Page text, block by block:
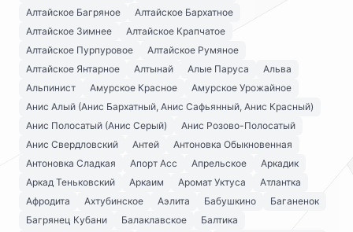
Алтайское Багряное
Алтайское Бархатное
Алтайское Зимнее
Алтайское Крапчатое
Алтайское Пурпуровое
Алтайское Румяное
Алтайское Янтарное
Алтынай Алые Паруса
Альва
Альпинист
Амурское Красное
Амурское Урожайное
Анис Алый (Анис Бархатный, Анис Сафьянный, Анис Красный)
Анис Полосатый (Анис Серый)
Анис Розово-Полосатый
Анис Свердловский
Антей
Антоновка Обыкновенная
Антоновка Сладкая
Апорт Асс Апрельское
Аркадик
Аркад Теньковский
Аркаим Аромат Уктуса
Атлантка
Афродита
Ахтубинское Аэлита Бабушкино
Баганенок
Багрянец Кубани
Балаклавское
Балтика